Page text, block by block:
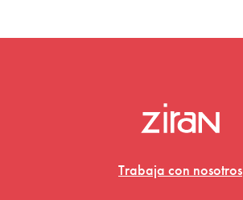
Trabaja con nosotros